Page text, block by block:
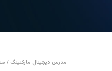
مدرس دیجیتال مارکتینگ /